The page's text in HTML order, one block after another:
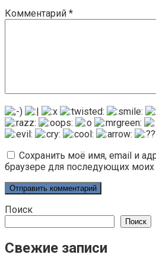
Комментарий *
Сохранить моё имя, email и
браузере для последующих
Поиск
Поиск
Свежие записи